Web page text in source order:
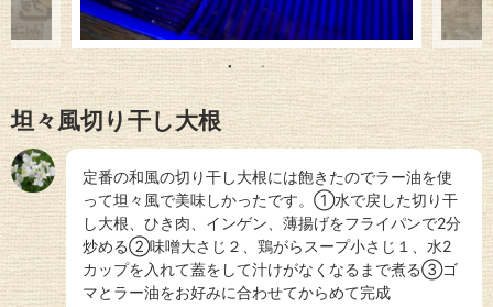
坦々風切り干し大根
定番の和風の切り干し大根には飽きたのでラー油を使
って坦々風で美味しかったです。①水で戻した切り干
し大根、ひき肉、インゲン、薄揚げをフライパンで2分
炒める②味噌大さじ２、鶏がらスープ小さじ１、水2
カップを入れて蓋をして汁けがなくなるまで煮る③ゴ
マとラー油をお好みに合わせてからめて完成